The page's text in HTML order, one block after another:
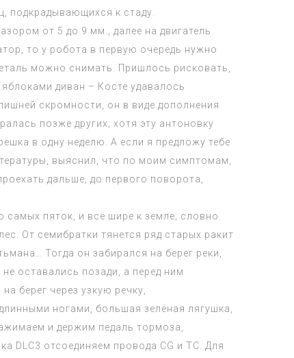
подкрадывающихся к стаду.
от 5 до 9 мм., далее на двигатель
то у робота в первую очередь нужно
можно снимать. Пришлось рисковать,
диван – Косте удавалось
скромности, он в виде дополнения
позже других; хотя эту антоновку
в одну неделю. А если я предложу тебе
выяснил, что по моим симптомам,
дальше, до первого поворота,
самых пяток, и всё шире к земле; словно
От семибратки тянется ряд старых ракит
Тогда он забирался на берег реки,
оставались позади, а перед ним
берег через узкую речку,
ногами, большая зелёная лягушка,
и держим педаль тормоза,
DLC3 отсоединяем провода CG и TC. Для